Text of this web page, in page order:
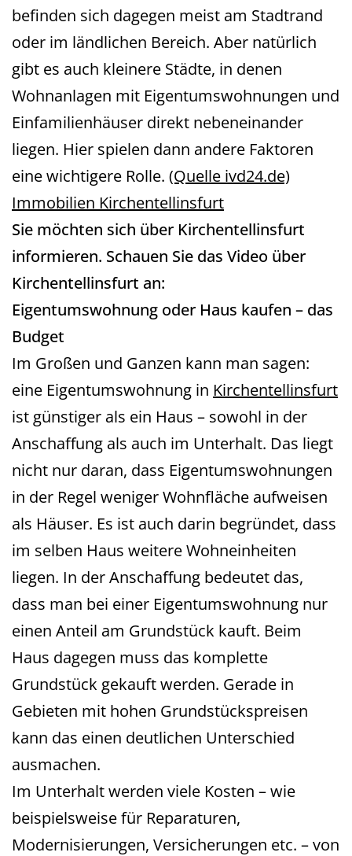
befinden sich dagegen meist am Stadtrand
oder im ländlichen Bereich. Aber natürlich
gibt es auch kleinere Städte, in denen
Wohnanlagen mit Eigentumswohnungen und
Einfamilienhäuser direkt nebeneinander
liegen. Hier spielen dann andere Faktoren
eine wichtigere Rolle. (Quelle ivd24.de)
Immobilien Kirchentellinsfurt
Sie möchten sich über Kirchentellinsfurt
informieren. Schauen Sie das Video über
Kirchentellinsfurt an:
Eigentumswohnung oder Haus kaufen – das
Budget
Im Großen und Ganzen kann man sagen:
eine Eigentumswohnung in Kirchentellinsfurt
ist günstiger als ein Haus – sowohl in der
Anschaffung als auch im Unterhalt. Das liegt
nicht nur daran, dass Eigentumswohnungen
in der Regel weniger Wohnfläche aufweisen
als Häuser. Es ist auch darin begründet, dass
im selben Haus weitere Wohneinheiten
liegen. In der Anschaffung bedeutet das,
dass man bei einer Eigentumswohnung nur
einen Anteil am Grundstück kauft. Beim
Haus dagegen muss das komplette
Grundstück gekauft werden. Gerade in
Gebieten mit hohen Grundstückspreisen
kann das einen deutlichen Unterschied
ausmachen.
Im Unterhalt werden viele Kosten – wie
beispielsweise für Reparaturen,
Modernisierungen, Versicherungen etc. – von